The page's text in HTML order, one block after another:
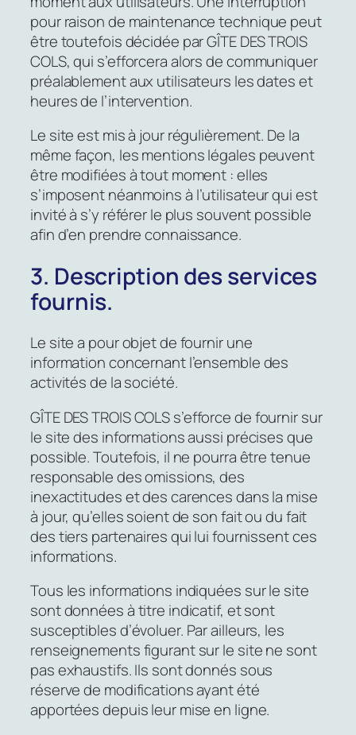
pour raison de maintenance technique peut
être toutefois décidée par GÎTE DES TROIS
COLS, qui s’efforcera alors de communiquer
préalablement aux utilisateurs les dates et
heures de l’intervention.
Le site est mis à jour régulièrement. De la
même façon, les mentions légales peuvent
être modifiées à tout moment : elles
s’imposent néanmoins à l’utilisateur qui est
invité à s’y référer le plus souvent possible
afin d’en prendre connaissance.
3. Description des services
fournis.
Le site a pour objet de fournir une
information concernant l’ensemble des
activités de la société.
GÎTE DES TROIS COLS s’efforce de fournir sur
le site des informations aussi précises que
possible. Toutefois, il ne pourra être tenue
responsable des omissions, des
inexactitudes et des carences dans la mise
à jour, qu’elles soient de son fait ou du fait
des tiers partenaires qui lui fournissent ces
informations.
Tous les informations indiquées sur le site
sont données à titre indicatif, et sont
susceptibles d’évoluer. Par ailleurs, les
renseignements figurant sur le site ne sont
pas exhaustifs. Ils sont donnés sous
réserve de modifications ayant été
apportées depuis leur mise en ligne.